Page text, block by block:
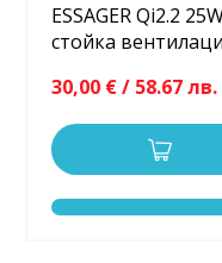
ESSAGER Qi2.2
стойка
30,00 € / 58.67 лв.